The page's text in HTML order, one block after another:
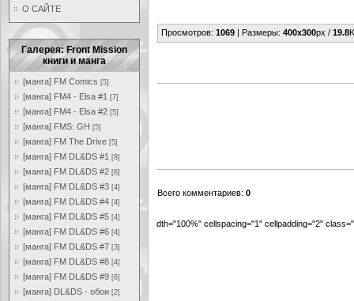
О САЙТЕ
Галерея: Front Mission
книги и манга
[манга] FM Comics [5]
[манга] FM4 - Elsa #1 [7]
[манга] FM4 - Elsa #2 [5]
[манга] FMS: GH [5]
[манга] FM The Drive [5]
[манга] FM DL&DS #1 [8]
[манга] FM DL&DS #2 [6]
[манга] FM DL&DS #3 [4]
[манга] FM DL&DS #4 [4]
[манга] FM DL&DS #5 [4]
[манга] FM DL&DS #6 [4]
[манга] FM DL&DS #7 [3]
[манга] FM DL&DS #8 [4]
[манга] FM DL&DS #9 [6]
[манга] DL&DS - обои [2]
Просмотров: 1069 | Размеры: 400x300px / 19.8
Всего комментариев: 0
dth="100%" cellspacing="1" cellpadding="2"